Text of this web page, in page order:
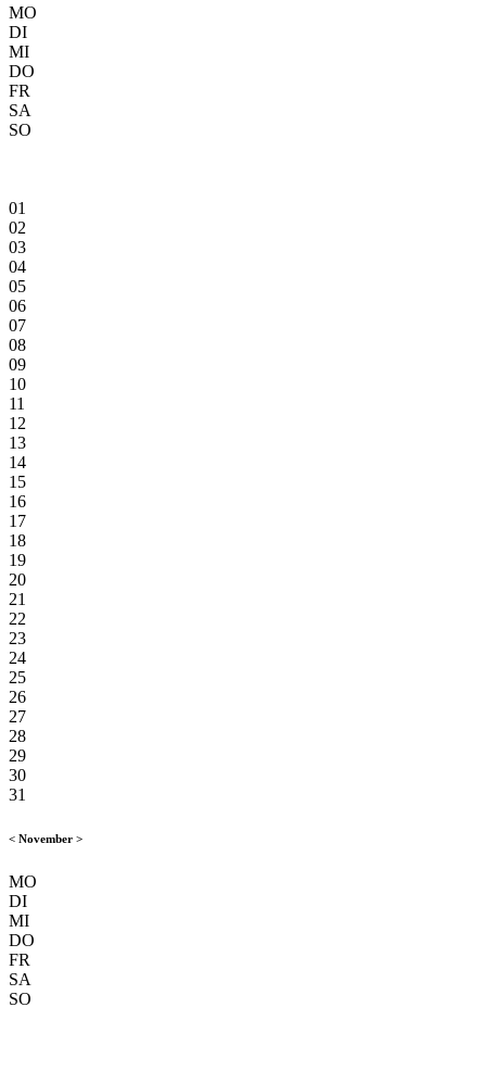
MO
DI
MI
DO
FR
SA
SO
01
02
03
04
05
06
07
08
09
10
11
12
13
14
15
16
17
18
19
20
21
22
23
24
25
26
27
28
29
30
31
< November >
MO
DI
MI
DO
FR
SA
SO